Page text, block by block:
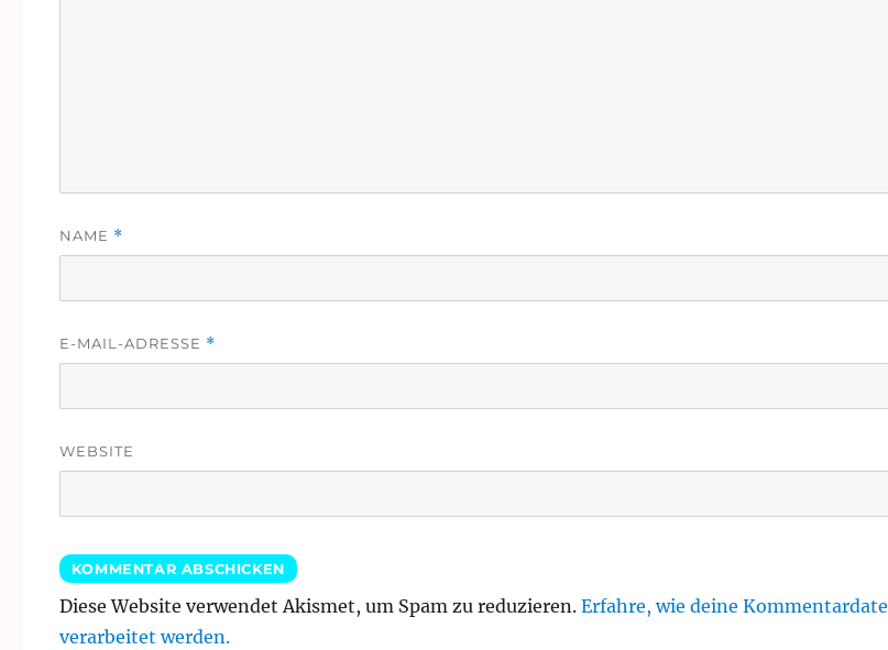
NAME *
E-MAIL-ADRESSE *
WEBSITE
Diese Website verwendet Akismet, um Spam zu reduzieren. Erfahre, wie deine
verarbeitet werden.